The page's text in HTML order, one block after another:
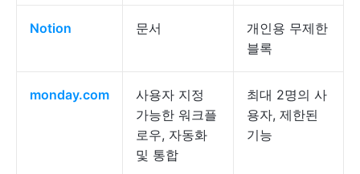
Notion 문서
개인용 무제한
블록
monday.com
사용자 지정
가능한 워크플
로우, 자동화
및 통합
최대 2명의 사
용자, 제한된
기능